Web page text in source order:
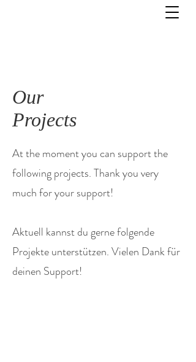
Our
Projects
At the moment you can support the
following projects. Thank you very
much for your support!
Aktuell kannst du gerne folgende
Projekte unterstützen. Vielen Dank für
deinen Support!